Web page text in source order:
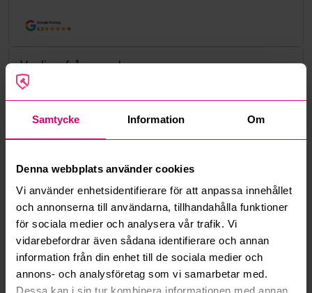
Samtycke Information Om
Denna webbplats använder cookies
Vi använder enhetsidentifierare för att anpassa innehållet
och annonserna till användarna, tillhandahålla funktioner
för sociala medier och analysera vår trafik. Vi
vidarebefordrar även sådana identifierare och annan
information från din enhet till de sociala medier och
annons- och analysföretag som vi samarbetar med.
Dessa kan i sin tur kombinera informationen med annan
Google Rating
4.5
Vanliga frågor och svar
Hur fungerar manuella bud?
Vad innebär serviceavgift?
Vad är ett reservationspris?
Hur fungerar maxbud?
Hur fungerar budmotorn?
Kan jag ångra ett bud?